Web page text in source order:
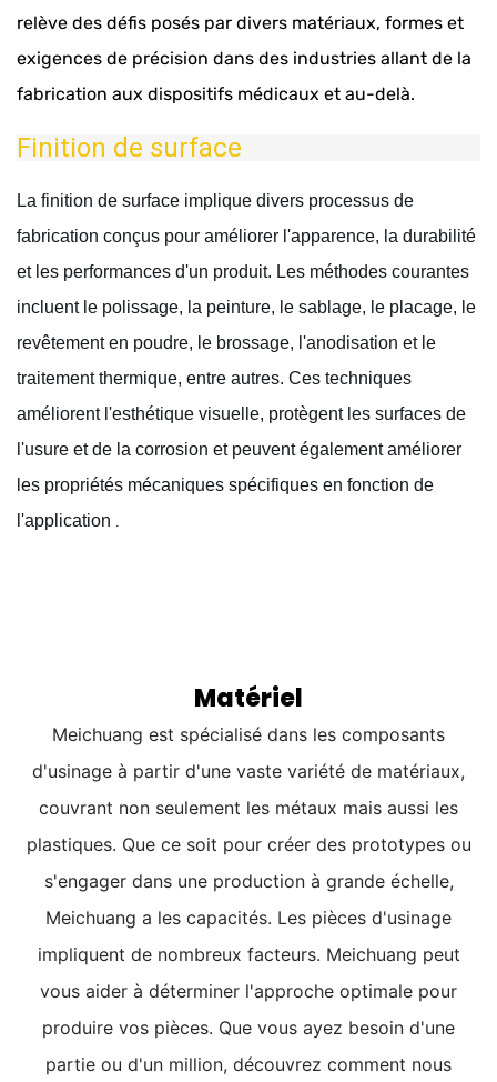
relève des défis posés par divers matériaux, formes et
exigences de précision dans des industries allant de la
fabrication aux dispositifs médicaux et au-delà.
Finition de surface
La finition de surface implique divers processus de
fabrication conçus pour améliorer l'apparence, la durabilité
et les performances d'un produit. Les méthodes courantes
incluent le polissage, la peinture, le sablage, le placage, le
revêtement en poudre, le brossage, l'anodisation et le
traitement thermique, entre autres. Ces techniques
améliorent l'esthétique visuelle, protègent les surfaces de
l'usure et de la corrosion et peuvent également améliorer
les propriétés mécaniques spécifiques en fonction de
l'application .
Matériel
Meichuang est spécialisé dans les composants
d'usinage à partir d'une vaste variété de matériaux,
couvrant non seulement les métaux mais aussi les
plastiques. Que ce soit pour créer des prototypes ou
s'engager dans une production à grande échelle,
Meichuang a les capacités. Les pièces d'usinage
impliquent de nombreux facteurs. Meichuang peut
vous aider à déterminer l'approche optimale pour
produire vos pièces. Que vous ayez besoin d'une
partie ou d'un million, découvrez comment nous